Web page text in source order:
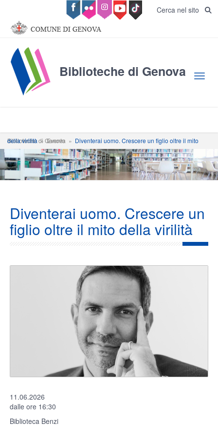
Salta al contenuto principale Cerca nel sito
Biblioteche di Genova
Biblioteche di Genova »
Diventerai uomo. Crescere un figlio oltre il mito della virilità»Evento
Diventerai uomo. Crescere un
figlio oltre il mito della virilità
11.06.2026
dalle ore 16:30
Biblioteca Benzi